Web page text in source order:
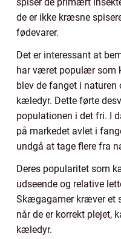
de er ikke kræsne
fødevarer.
Det er interessant at
har været populær som
blev de fanget i
kæledyr. Dette førte
populationen i det fri. I
på markedet avlet i
undgå at tage flere fra
Deres popularitet som
udseende og relative
Skægagamer kræver et
når de er korrekt plejet,
kæledyr.